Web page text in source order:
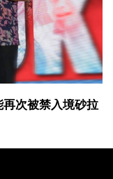
次被禁入境砂拉